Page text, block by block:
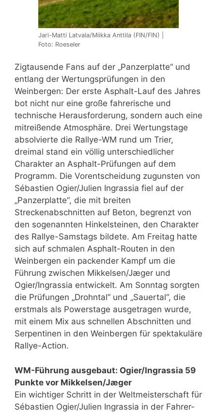
Jari-Matti Latvala/Miikka Anttila (FIN/FIN) |
Foto: Roeseler
Zigtausende Fans auf der „Panzerplatte“ und
entlang der Wertungsprüfungen in den
Weinbergen: Der erste Asphalt-Lauf des Jahres
bot nicht nur eine große fahrerische und
technische Herausforderung, sondern auch eine
mitreißende Atmosphäre. Drei Wertungstage
absolvierte die Rallye-WM rund um Trier,
dreimal stand ein völlig unterschiedlicher
Charakter an Asphalt-Prüfungen auf dem
Programm. Die Vorentscheidung zugunsten von
Sébastien Ogier/Julien Ingrassia fiel auf der
„Panzerplatte“, die mit breiten
Streckenabschnitten auf Beton, begrenzt von
den sogenannten Hinkelsteinen, den Charakter
des Rallye-Samstags bildete. Am Freitag hatte
sich auf schmalen Asphalt-Routen in den
Weinbergen ein packender Kampf um die
Führung zwischen Mikkelsen/Jæger und
Ogier/Ingrassia entwickelt. Am Sonntag sorgten
die Prüfungen „Drohntal“ und „Sauertal“, die
erstmals als Powerstage ausgetragen wurde,
mit einem Mix aus schnellen Abschnitten und
Serpentinen in den Weinbergen für spektakuläre
Rallye-Action.
WM-Führung ausgebaut: Ogier/Ingrassia 59
Punkte vor Mikkelsen/Jæger
Ein wichtiger Schritt in der Weltmeisterschaft für
Sébastien Ogier/Julien Ingrassia in der Fahrer-